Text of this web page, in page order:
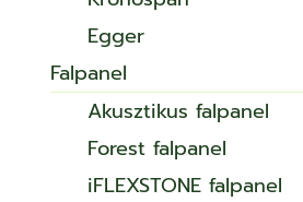
Egger
Falpanel
Akusztikus falpanel
Forest falpanel
iFLEXSTONE falpanel